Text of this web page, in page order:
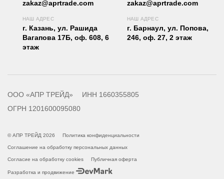
zakaz@aprtrade.com
НАШ АДРЕС
г. Казань, ул. Рашида
Вагапова 17Б, оф. 608, 6
этаж
zakaz@aprtrade.com
НАШ АДРЕС
г. Барнаул, ул. Попова,
246, оф. 27, 2 этаж
ООО «АПР ТРЕЙД»
ИНН 1660355805
ОГРН 1201600095080
© АПР ТРЕЙД 2026 Политика конфиденциальности
Соглашение на обработку персональных данных
Согласие на обработку cookies Публичная оферта
Разработка и продвижение